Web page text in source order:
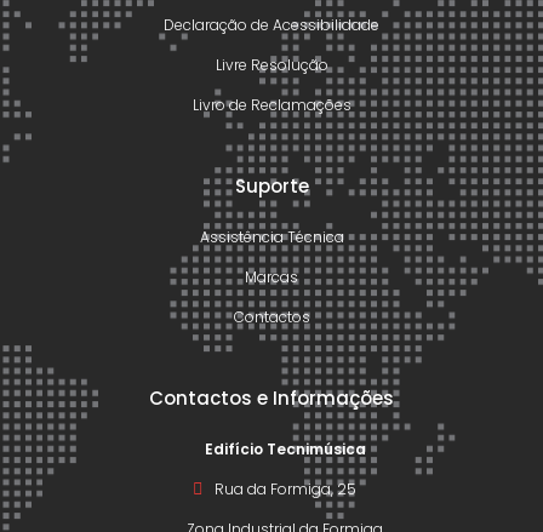
Declaração de Acessibilidade
Livre Resolução
Livro de Reclamações
Suporte
Assistência Técnica
Marcas
Contactos
Contactos e Informações
Edifício Tecnimúsica
Rua da Formiga, 25